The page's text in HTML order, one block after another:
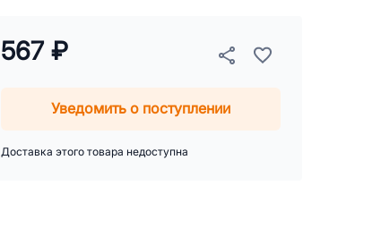
567 ₽
Уведомить о поступлении
Доставка этого товара недоступна